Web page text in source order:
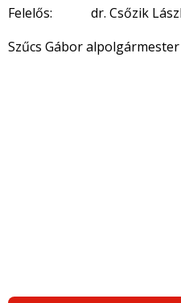
Felelős: dr. Csőzik
Szűcs Gábor alpolgármester